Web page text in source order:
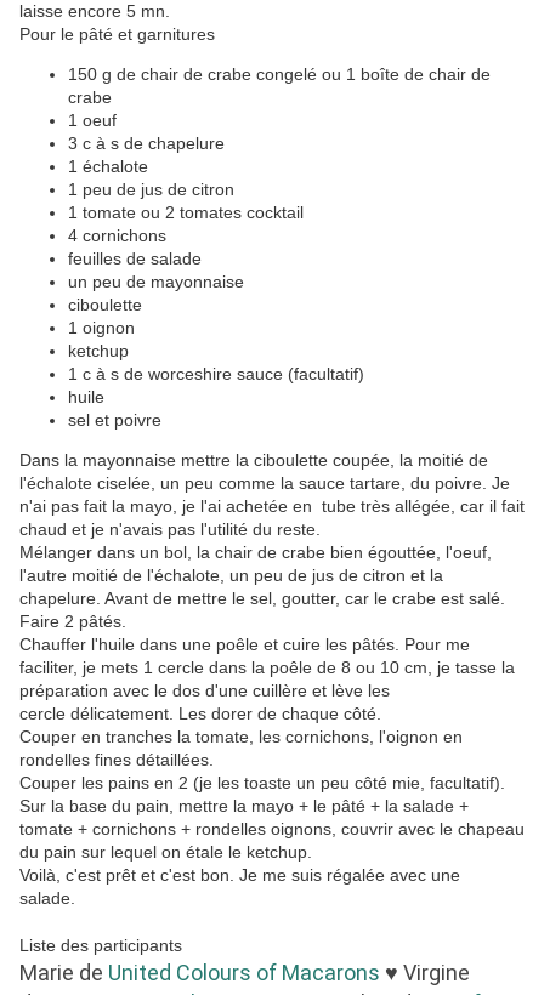
laisse encore 5 mn.
Pour le pâté et garnitures
150 g de chair de crabe congelé ou 1 boîte de chair de
crabe
1 oeuf
3 c à s de chapelure
1 échalote
1 peu de jus de citron
1 tomate ou 2 tomates cocktail
4 cornichons
feuilles de salade
un peu de mayonnaise
ciboulette
1 oignon
ketchup
1 c à s de worceshire sauce (facultatif)
huile
sel et poivre
Dans la mayonnaise mettre la ciboulette coupée, la moitié de
l'échalote ciselée, un peu comme la sauce tartare, du poivre. Je
n'ai pas fait la mayo, je l'ai achetée en tube très allégée, car il fait
chaud et je n'avais pas l'utilité du reste.
Mélanger dans un bol, la chair de crabe bien égouttée, l'oeuf,
l'autre moitié de l'échalote, un peu de jus de citron et la
chapelure. Avant de mettre le sel, goutter, car le crabe est salé.
Faire 2 pâtés.
Chauffer l'huile dans une poêle et cuire les pâtés. Pour me
faciliter, je mets 1 cercle dans la poêle de 8 ou 10 cm, je tasse la
préparation avec le dos d'une cuillère et lève les
cercle délicatement. Les dorer de chaque côté.
Couper en tranches la tomate, les cornichons, l'oignon en
rondelles fines détaillées.
Couper les pains en 2 (je les toaste un peu côté mie, facultatif).
Sur la base du pain, mettre la mayo + le pâté + la salade +
tomate + cornichons + rondelles oignons, couvrir avec le chapeau
du pain sur lequel on étale le ketchup.
Voilà, c'est prêt et c'est bon. Je me suis régalée avec une
salade.
Liste des participants
Marie de United Colours of Macarons ♥ Virgine